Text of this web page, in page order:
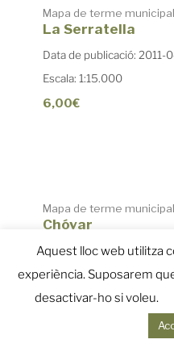
Mapa de terme municipal
La Serratella
Data de publicació: 2011-
Escala: 1:15.000
6,00€
Mapa de terme municipal
Chóvar
Data de publicació: 2011-
Escala: 1:15.000
Venta de mapes
Aquest lloc web utilitza
experiència. Suposarem
desactivar-ho si voleu.